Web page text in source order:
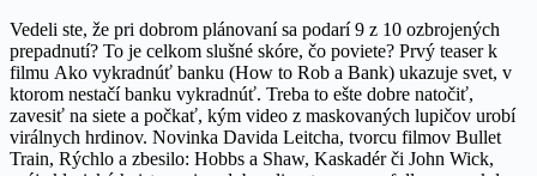
Vedeli ste, že pri dobrom plánovaní sa podarí 9 z 10 ozbrojených
prepadnutí? To je celkom slušné skóre, čo poviete? Prvý teaser k
filmu Ako vykradnúť banku (How to Rob a Bank) ukazuje svet, v
ktorom nestačí banku vykradnúť. Treba to ešte dobre natočiť,
zavesiť na siete a počkať, kým video z maskovaných lupičov urobí
virálnych hrdinov. Novinka Davida Leitcha, tvorcu filmov Bullet
Train, Rýchlo a zbesilo: Hobbs a Shaw, Kaskadér či John Wick,